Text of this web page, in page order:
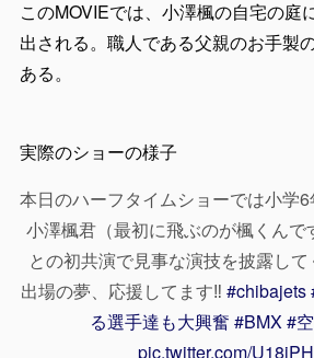
このMOVIEでは、小澤楓の自宅の庭
出される。職人である父親のお手製
ある。
実際のショーの様子
本日のハーフタイムショーでは小学
小澤楓君（最初に飛ぶのが楓くんで
との初共演で見事な演技を披露し
出場の夢、応援してます‼️ #chibajets
る選手達も大興奮 #BMX#
pic.twitter.com/